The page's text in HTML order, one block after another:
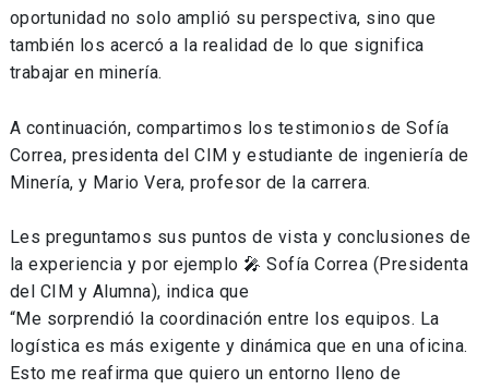
oportunidad no solo amplió su perspectiva, sino que
también los acercó a la realidad de lo que significa
trabajar en minería.
A continuación, compartimos los testimonios de Sofía
Correa, presidenta del CIM y estudiante de ingeniería de
Minería, y Mario Vera, profesor de la carrera.
Les preguntamos sus puntos de vista y conclusiones de
la experiencia y por ejemplo 🎤 Sofía Correa (Presidenta
del CIM y Alumna), indica que
“Me sorprendió la coordinación entre los equipos. La
logística es más exigente y dinámica que en una oficina.
Esto me reafirma que quiero un entorno lleno de